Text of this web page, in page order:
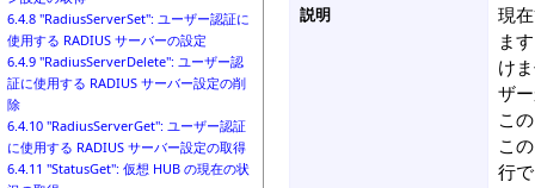
6.4.8 "RadiusServerSet": ユーザー認証に
使用する RADIUS サーバーの設定
6.4.9 "RadiusServerDelete": ユーザー認
証に使用する RADIUS サーバー設定の削
除
6.4.10 "RadiusServerGet": ユーザー認証
に使用する RADIUS サーバー設定の取得
6.4.11 "StatusGet": 仮想 HUB の現在の状
説明
現
ま
け
ザ
こ
こ
行